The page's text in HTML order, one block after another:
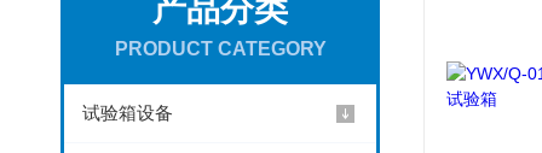
产品分类
PRODUCT CATEGORY
试验箱设备